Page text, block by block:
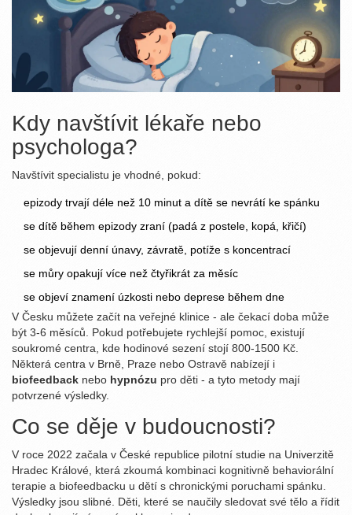
Kdy navštívit lékaře nebo
psychologa?
Navštívit specialistu je vhodné, pokud:
epizody trvají déle než 10 minut a dítě se nevrátí ke spánku
se dítě během epizody zraní (padá z postele, kopá, křičí)
se objevují denní únavy, závratě, potíže s koncentrací
se můry opakují více než čtyřikrát za měsíc
se objeví znamení úzkosti nebo deprese během dne
V Česku můžete začít na veřejné klinice - ale čekací doba může
být 3-6 měsíců. Pokud potřebujete rychlejší pomoc, existují
soukromé centra, kde hodinové sezení stojí 800-1500 Kč.
Některá centra v Brně, Praze nebo Ostravě nabízejí i
biofeedback nebo hypnózu pro děti - a tyto metody mají
potvrzené výsledky.
Co se děje v budoucnosti?
V roce 2022 začala v České republice pilotní studie na Univerzitě
Hradec Králové, která zkoumá kombinaci kognitivně behaviorální
terapie a biofeedbacku u dětí s chronickými poruchami spánku.
Výsledky jsou slibné. Děti, které se naučily sledovat své tělo a řídit